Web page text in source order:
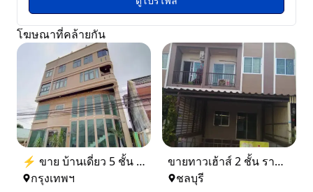
โฆษณาที่คล้ายกัน
⚡ ขาย บ้านเดี่ยว 5 ชั้น ซอย ประชาชื่น 14 ใกล้ BTS
กรุงเทพฯ
ขายทาวเฮ้าส์ 2 ชั้น ราคา 1.9 ล้านบาท ที่อยู่ ศรีราชา ชลบุรี
ชลบุรี